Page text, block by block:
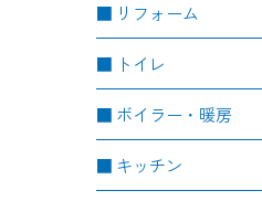
リフォーム
トイレ
ボイラー・暖房
キッチン